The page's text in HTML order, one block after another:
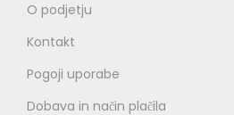
O podjetju
Kontakt
Pogoji uporabe
Dobava in način plačila